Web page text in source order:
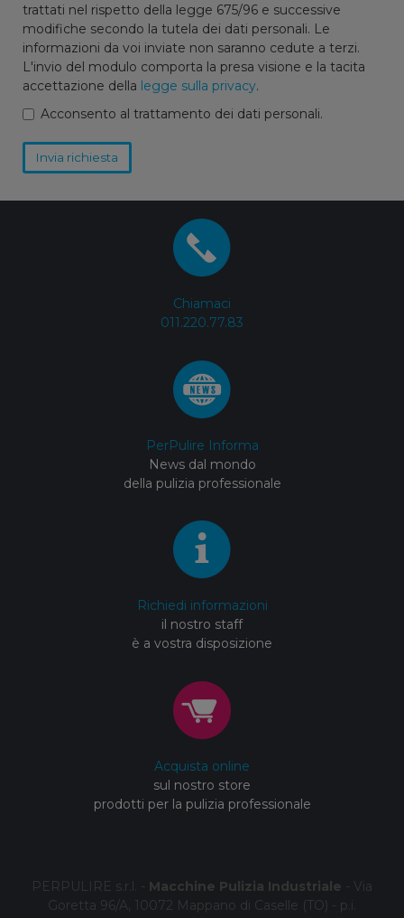
trattati nel rispetto della legge 675/96 e successive
modifiche secondo la tutela dei dati personali. Le
informazioni da voi inviate non saranno cedute a terzi.
L'invio del modulo comporta la presa visione e la tacita
accettazione della legge sulla privacy.
Acconsento al trattamento dei dati personali.
Invia richiesta
Chiamaci
011.220.77.83
PerPulire Informa
News dal mondo
della pulizia professionale
Richiedi informazioni
il nostro staff
è a vostra disposizione
Acquista online
sul nostro store
prodotti per la pulizia professionale
PERPULIRE s.r.l. - Macchine Pulizia Industriale - Via
Goretta 96/A, 10072 Mappano di Caselle (TO) - p.i.